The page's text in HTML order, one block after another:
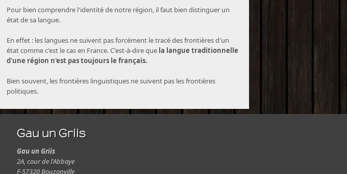
Pour bien comprendre l'identité de notre région, il faut bien distinguer un
état de sa langue.
En effet : les langues ne suivent pas forcément le tracé des frontières d'un
état comme c'est le cas en France. C'est-à-dire que la langue traditionnelle
d'une région n'est pas toujours le français.
Bien souvent, les frontières linguistiques ne suivent pas les frontières
politiques.
Gau un Griis
Gau un Griis
2A, cour de l'Abbaye
F-57320 Bouzonville